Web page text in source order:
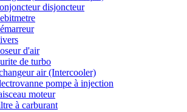
disjoncteur
d'air
de turbo
air (Intercooler)
pompe à injection
moteur
à carburant